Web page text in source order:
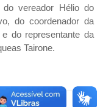
do vereador Hélio do
do coordenador da
do representante da
Tairone.